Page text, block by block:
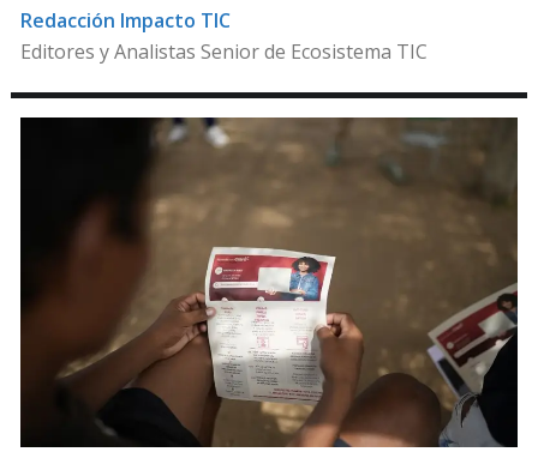
Redacción Impacto TIC
Editores y Analistas Senior de Ecosistema TIC